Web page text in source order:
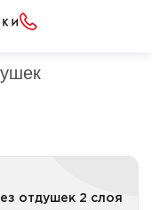
отдушек 2 слоя